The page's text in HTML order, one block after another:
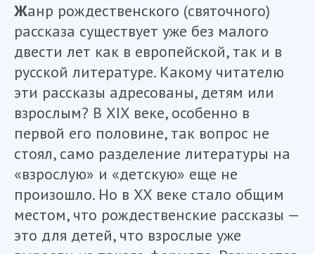
Жанр рождественского (святочного)
рассказа существует уже без малого
двести лет как в европейской, так и в
русской литературе. Какому читателю
эти рассказы адресованы, детям или
взрослым? В XIX веке, особенно в
первой его половине, так вопрос не
стоял, само разделение литературы на
«взрослую» и «детскую» еще не
произошло. Но в XX веке стало общим
местом, что рождественские рассказы —
это для детей, что взрослые уже